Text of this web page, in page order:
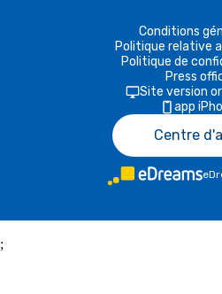
Conditions
Politique relative
Politique de
Press
Site version
app
Centre
;